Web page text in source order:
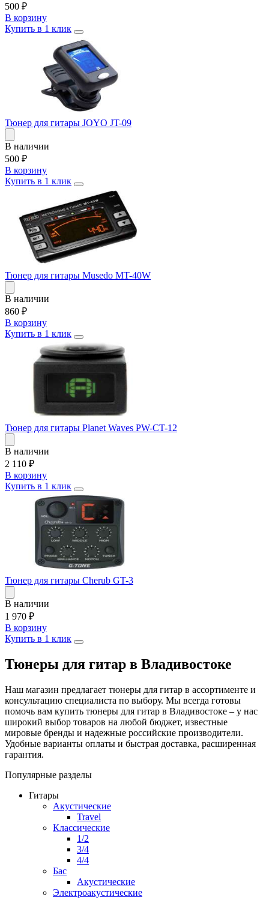
500 ₽
В корзину
Купить в 1 клик
Тюнер для гитары JOYO JT-09
В наличии
500 ₽
В корзину
Купить в 1 клик
Тюнер для гитары Musedo MT-40W
В наличии
860 ₽
В корзину
Купить в 1 клик
Тюнер для гитары Planet Waves PW-CT-12
В наличии
2 110 ₽
В корзину
Купить в 1 клик
Тюнер для гитары Cherub GT-3
В наличии
1 970 ₽
В корзину
Купить в 1 клик
Тюнеры для гитар в Владивостоке
Наш магазин предлагает тюнеры для гитар в ассортименте и
консультацию специалиста по выбору. Мы всегда готовы
помочь вам купить тюнеры для гитар в Владивостоке – у нас
широкий выбор товаров на любой бюджет, известные
мировые бренды и надежные российские производители.
Удобные варианты оплаты и быстрая доставка, расширенная
гарантия.
Популярные разделы
Гитары
Акустические
Travel
Классические
1/2
3/4
4/4
Бас
Акустические
Электроакустические